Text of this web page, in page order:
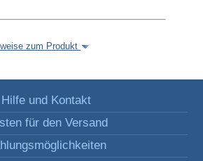
zum Produkt
Hilfe und Kontakt
für den Versand